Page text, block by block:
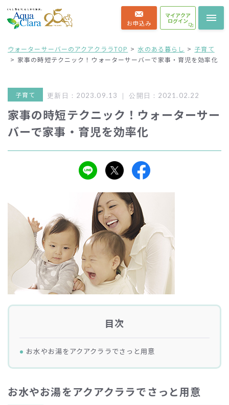
お申込み
マイアクア
ログイン
ウォーターサーバーのアクアクララTOP 水のある暮らし
子育て
家事の時短テクニック！ウォーターサーバーで家事・育児を効率化
子育て 更新日：2023.09.13 ｜公開日：2021.02.22
家事の時短テクニック！ウォーターサー
バーで家事・育児を効率化
目次
お水やお湯をアクアクララでさっと用意
お水やお湯をアクアクララでさっと用意